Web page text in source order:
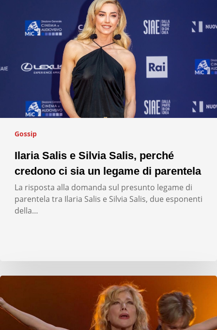
Gossip
Ilaria Salis e Silvia Salis, perché
credono ci sia un legame di parentela
La risposta alla domanda sul presunto legame di
parentela tra Ilaria Salis e Silvia Salis, due esponenti
della…